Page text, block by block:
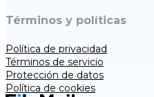
Términos y políticas
Política de privacidad
Términos de servicio
Protección de datos
Política de cookies